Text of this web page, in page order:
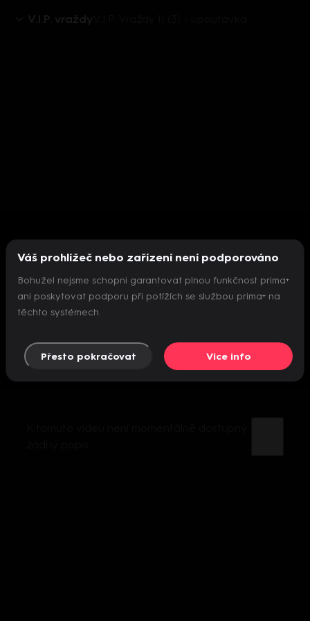
V.I.P. vraždy
Nepodařilo se inicializovat přehrávač
Váš prohlížeč nebo zařízení není podporováno
Bohužel nejsme schopni garantovat plnou funkčnost prima+
ani poskytovat podporu při potížích se službou prima+ na
těchto systémech.
Přesto pokračovat Více info